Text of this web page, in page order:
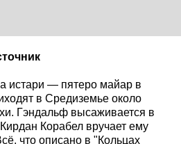
истари — пятеро майар в
в Средиземье около
Гэндальф высаживается в
Корабел вручает ему
что описано в "Кольцах